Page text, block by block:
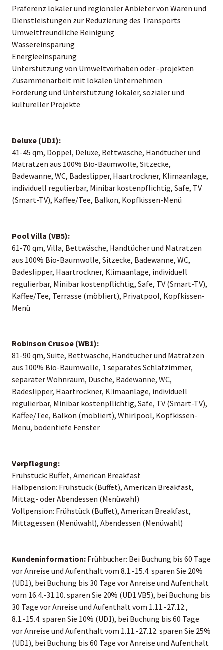
Präferenz lokaler und regionaler Anbieter von Waren und
Dienstleistungen zur Reduzierung des Transports
Umweltfreundliche Reinigung
Wassereinsparung
Energieeinsparung
Unterstützung von Umweltvorhaben oder -projekten
Zusammenarbeit mit lokalen Unternehmen
Förderung und Unterstützung lokaler, sozialer und
kultureller Projekte
Deluxe (UD1):
41-45 qm, Doppel, Deluxe, Bettwäsche, Handtücher und
Matratzen aus 100% Bio-Baumwolle, Sitzecke,
Badewanne, WC, Badeslipper, Haartrockner, Klimaanlage,
individuell regulierbar, Minibar kostenpflichtig, Safe, TV
(Smart-TV), Kaffee/Tee, Balkon, Kopfkissen-Menü
Pool Villa (VB5):
61-70 qm, Villa, Bettwäsche, Handtücher und Matratzen
aus 100% Bio-Baumwolle, Sitzecke, Badewanne, WC,
Badeslipper, Haartrockner, Klimaanlage, individuell
regulierbar, Minibar kostenpflichtig, Safe, TV (Smart-TV),
Kaffee/Tee, Terrasse (möbliert), Privatpool, Kopfkissen-
Menü
Robinson Crusoe (WB1):
81-90 qm, Suite, Bettwäsche, Handtücher und Matratzen
aus 100% Bio-Baumwolle, 1 separates Schlafzimmer,
separater Wohnraum, Dusche, Badewanne, WC,
Badeslipper, Haartrockner, Klimaanlage, individuell
regulierbar, Minibar kostenpflichtig, Safe, TV (Smart-TV),
Kaffee/Tee, Balkon (möbliert), Whirlpool, Kopfkissen-
Menü, bodentiefe Fenster
Verpflegung:
Frühstück: Buffet, American Breakfast
Halbpension: Frühstück (Buffet), American Breakfast,
Mittag- oder Abendessen (Menüwahl)
Vollpension: Frühstück (Buffet), American Breakfast,
Mittagessen (Menüwahl), Abendessen (Menüwahl)
Kundeninformation: Frühbucher: Bei Buchung bis 60 Tage
vor Anreise und Aufenthalt vom 8.1.-15.4. sparen Sie 20%
(UD1), bei Buchung bis 30 Tage vor Anreise und Aufenthalt
vom 16.4.-31.10. sparen Sie 20% (UD1 VB5), bei Buchung bis
30 Tage vor Anreise und Aufenthalt vom 1.11.-27.12.,
8.1.-15.4. sparen Sie 10% (UD1), bei Buchung bis 60 Tage
vor Anreise und Aufenthalt vom 1.11.-27.12. sparen Sie 25%
(UD1), bei Buchung bis 60 Tage vor Anreise und Aufenthalt